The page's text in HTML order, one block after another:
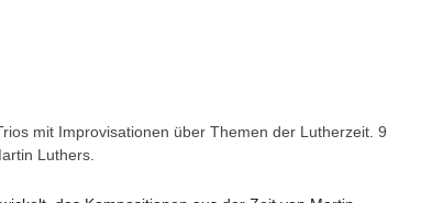
mit Improvisationen über Themen der Lutherzeit. 9
Luthers.